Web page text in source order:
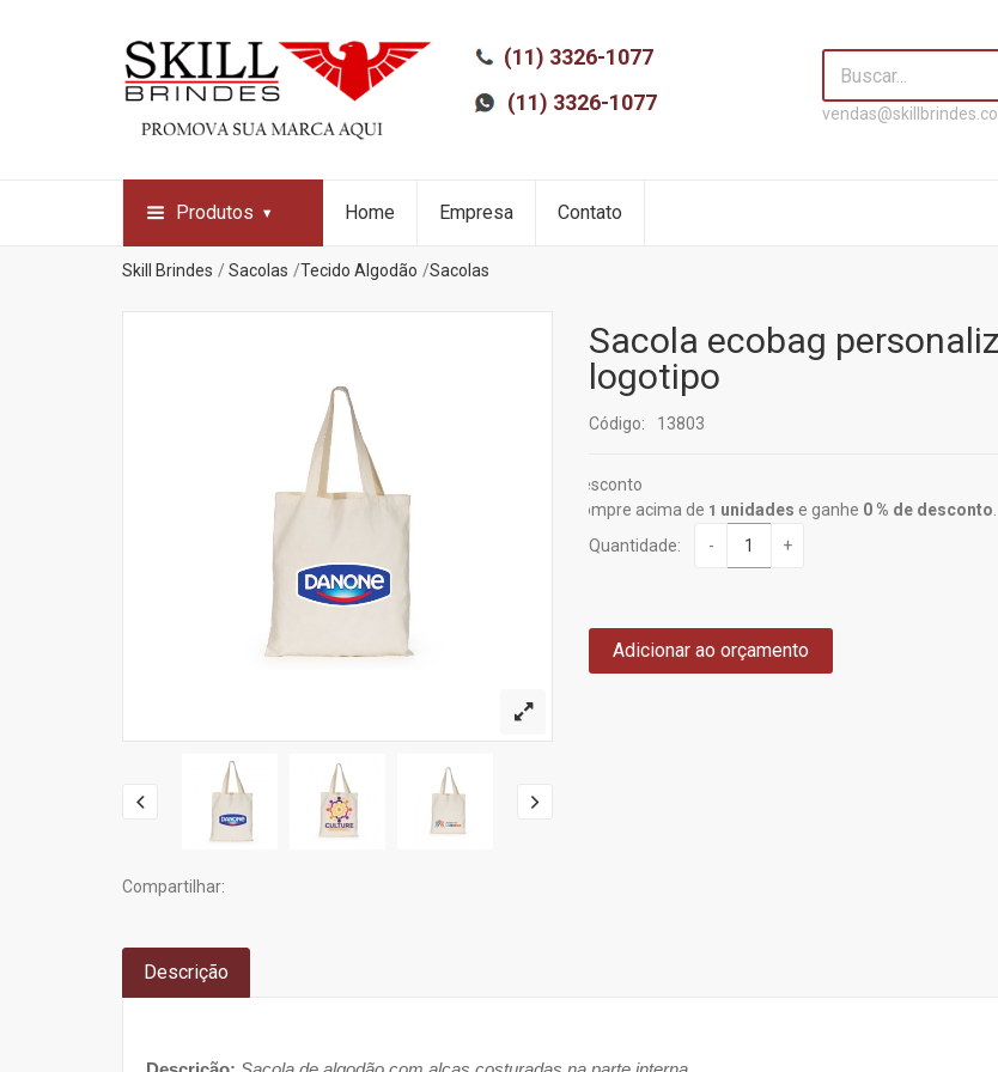
(11) 3326-1077
(11) 3326-1077
Produtos Home Empresa Contato
Skill Brindes Sacolas Tecido Algodão Sacolas
Compartilhar:
Sacola ecobag
logotipo
Código: 13803
Desconto
Compre acima de 1 unidades e ganhe 0 % de desconto
Quantidade:
- +
Adicionar ao orçamento
Descrição